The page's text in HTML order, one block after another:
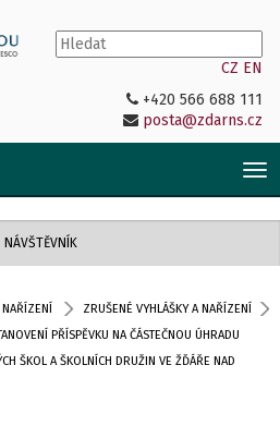
CZ EN
+420 566 688 111
posta@zdarns.cz
NÁVŠTĚVNÍK
NAŘÍZENÍ
ZRUŠENÉ VYHLÁŠKY A NAŘÍZENÍ
PŘÍSPĚVKU NA ČÁSTEČNOU ÚHRADU
ŠKOL A ŠKOLNÍCH DRUŽIN VE ŽĎÁŘE NAD